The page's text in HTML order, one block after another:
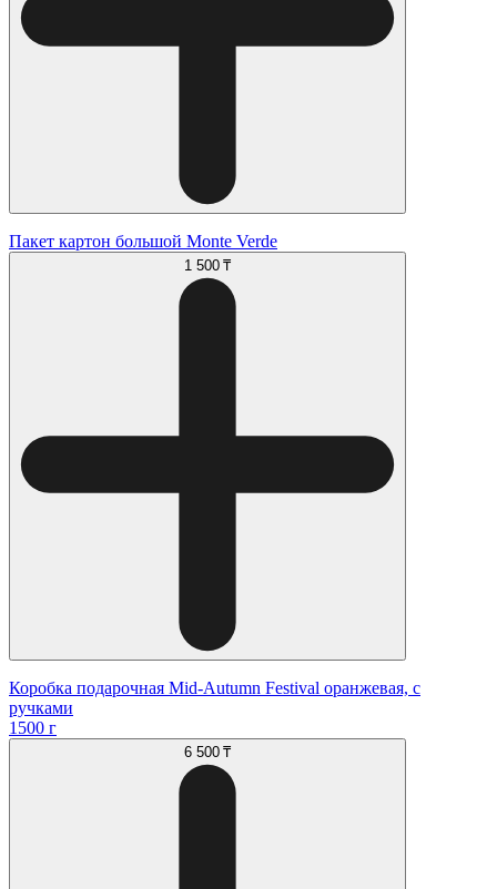
Пакет картон большой Monte Verde
1 500 ₸
Коробка подарочная Mid-Autumn Festival оранжевая, с
ручками
1500 г
6 500 ₸